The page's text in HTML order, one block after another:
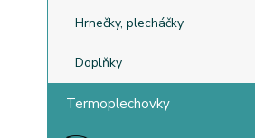
Hrnečky, plecháčky
Doplňky
Termoplechovky